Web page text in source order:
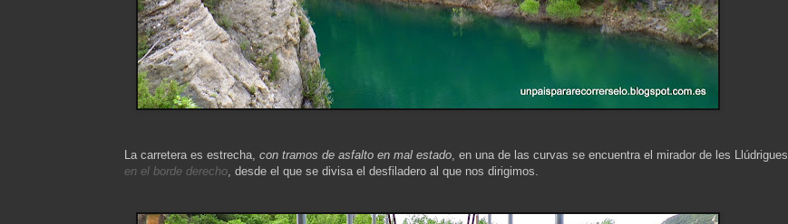
La carretera es estrecha, con tramos de asfalto en mal estado , en una de las curvas se encuentra el mirador de les Llúdrigues,
en el borde derecho , desde el que se divisa el desfiladero al que nos dirigimos.